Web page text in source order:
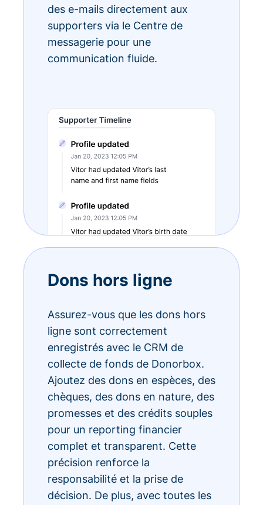
des e-mails directement aux
supporters via le Centre de
messagerie pour une
communication fluide.
Dons hors ligne
Assurez-vous que les dons hors
ligne sont correctement
enregistrés avec le CRM de
collecte de fonds de Donorbox.
Ajoutez des dons en espèces, des
chèques, des dons en nature, des
promesses et des crédits souples
pour un reporting financier
complet et transparent. Cette
précision renforce la
responsabilité et la prise de
décision. De plus, avec toutes les